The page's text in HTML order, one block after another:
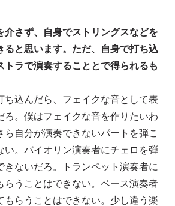
さず、自身でストリングスなどを
ると思います。ただ、自身で打ち込
トラで演奏することとで得られるも
ち込んだら、フェイクな音として表
ろ。僕はフェイクな音を作りたいわ
ら自分が演奏できないパートを弾こ
い。バイオリン演奏者にチェロを弾
きないだろ。トランペット演奏者に
らうことはできない。ベース演奏者
もらうことはできない。少し違う楽